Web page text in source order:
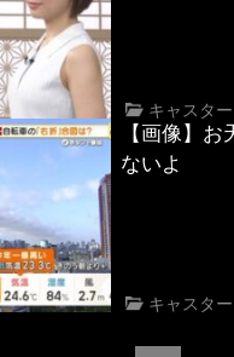
キャスター
【画像】
ないよ
キャスター